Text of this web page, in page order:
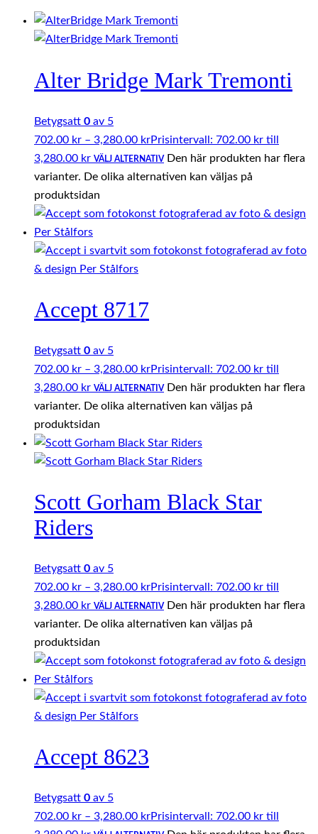
Alter Bridge Mark Tremonti
Betygsatt 0 av 5
702.00 kr – 3,280.00 krPrisintervall: 702.00 kr till
3,280.00 kr VÄLJ ALTERNATIV Den här produkten har flera
varianter. De olika alternativen kan väljas på
produktsidan
Accept 8717
Betygsatt 0 av 5
702.00 kr – 3,280.00 krPrisintervall: 702.00 kr till
3,280.00 kr VÄLJ ALTERNATIV Den här produkten har flera
varianter. De olika alternativen kan väljas på
produktsidan
Scott Gorham Black Star
Riders
Betygsatt 0 av 5
702.00 kr – 3,280.00 krPrisintervall: 702.00 kr till
3,280.00 kr VÄLJ ALTERNATIV Den här produkten har flera
varianter. De olika alternativen kan väljas på
produktsidan
Accept 8623
Betygsatt 0 av 5
702.00 kr – 3,280.00 krPrisintervall: 702.00 kr till